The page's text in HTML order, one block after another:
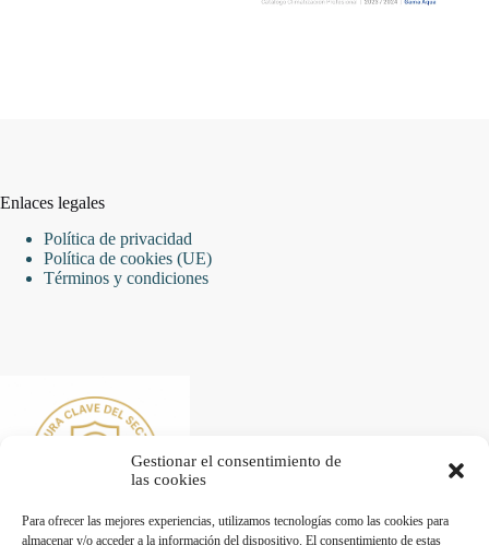
Gestionar el consentimiento de
las cookies
Para ofrecer las mejores experiencias, utilizamos tecnologías como las cookies para
almacenar y/o acceder a la información del dispositivo. El consentimiento de estas
Enlaces legales
Política de privacidad
Política de cookies (UE)
Términos y condiciones